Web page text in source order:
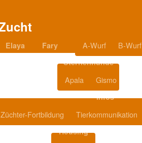
Elaya Fary A-Wurf B-Wurf
Sternenhunde
Apala Gismo
Infos
Züchter-Fortbildung Tierkommunikation
Housing